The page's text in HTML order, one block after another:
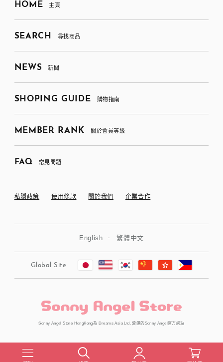
HOME 主頁
SEARCH 尋找商品
NEWS 新聞
SHOPING GUIDE 購物指南
MEMBER RANK 關於會員等級
FAQ 常見問題
私隱政策 使用條款 關於我們 企業合作
English 繁體中文
Global Site
Sonny Angel Store HongKong為 Dreams Asia Ltd. 營運的Sonny Angel官方網站
Copyright © Dreams Asia Ltd. All Rights Reserved.